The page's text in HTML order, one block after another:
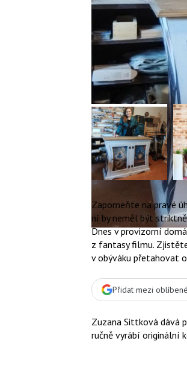
Zapomeňte na pravé
ní by neměl být
Dnes v provizorní
z fantasy filmu.
v obýváku přetahovat
Přidat mezi
Zuzana Sittková dává
ručně vyrábí originální